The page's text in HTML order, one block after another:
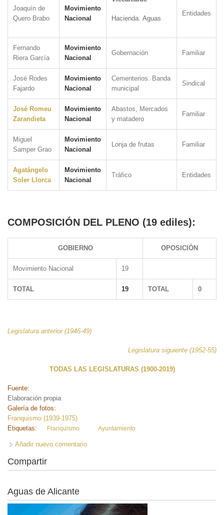
Joaquín de
Quero Brabo
Movimiento
Nacional
Hacienda. Aguas
Entidades
Fernando
Riera García
Movimiento
Nacional
Gobernación Familiar
José Rodes
Fajardo
Movimiento
Nacional
Cementerios. Banda
municipal
Sindical
José Romeu
Zarandieta
Movimiento
Nacional
Abastos, Mercados
y matadero
Familiar
Miguel
Samper Grao
Movimiento
Nacional
Lonja de frutas Familiar
Agatángelo
Soler Llorca
Movimiento
Nacional
Tráfico Entidades
COMPOSICIÓN DEL PLENO (19 ediles):
GOBIERNO OPOSICIÓN
Movimiento Nacional 19
TOTAL 19 TOTAL 0
Legislatura anterior (1946-49)
Legislatura siguiente (1952-55)
TODAS LAS LEGISLATURAS (1900-2019)
Fuente:
Elaboración propia
Galería de fotos:
Franquismo (1939-1975)
Etiquetas:
Franquismo Ayuntamiento
Añadir nuevo comentario
Compartir
Aguas de Alicante